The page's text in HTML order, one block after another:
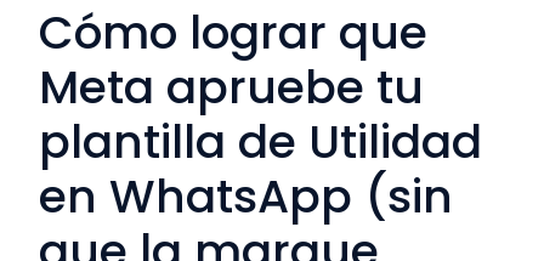
Cómo lograr que
Meta apruebe tu
plantilla de Utilidad
en WhatsApp (sin